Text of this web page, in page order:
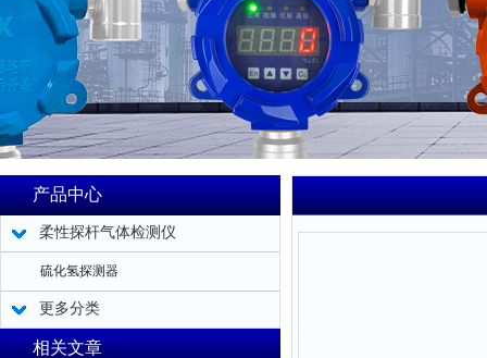
产品中心
柔性探杆气体检测仪
硫化氢探测器
更多分类
相关文章